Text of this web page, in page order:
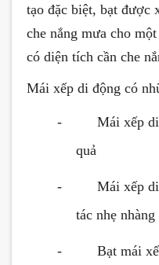
tạo đặc biệt, bạt được
che nắng mưa cho
có diện tích cần che
Mái xếp di động có
-
Mái xếp
quả
-
Mái xếp
tác nhẹ nhàng
-
Bạt mái